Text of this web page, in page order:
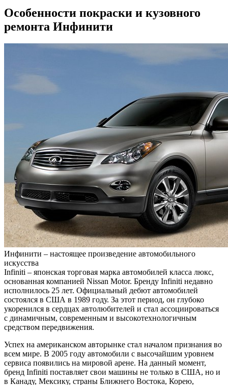
Особенности покраски и кузовного
ремонта Инфинити
Инфинити – настоящее произведение автомобильного
искусства
Infiniti – японская торговая марка автомобилей класса люкс,
основанная компанией Nissan Motor. Бренду Infiniti недавно
исполнилось 25 лет. Официальный дебют автомобилей
состоялся в США в 1989 году. За этот период, он глубоко
укоренился в сердцах автолюбителей и стал ассоциироваться
с динамичным, современным и высокотехнологичным
средством передвижения.
Успех на американском авторынке стал началом признания во
всем мире. В 2005 году автомобили с высочайшим уровнем
сервиса появились на мировой арене. На данный момент,
бренд Infiniti поставляет свои машины не только в США, но и
в Канаду, Мексику, страны Ближнего Востока, Корею,